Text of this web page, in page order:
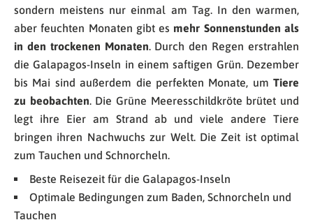
sondern meistens nur einmal am Tag. In den warmen,
aber feuchten Monaten gibt esmehr Sonnenstunden als
in den trockenen Monaten. Durch den Regen erstrahlen
die Galapagos-Inseln in einem saftigen Grün. Dezember
bis Mai sind außerdem die perfekten Monate, um Tiere
zu beobachten. Die Grüne Meeresschildkröte brütet und
legt ihre Eier am Strand ab und viele andere Tiere
bringen ihren Nachwuchs zur Welt. Die Zeit ist optimal
zum Tauchen und Schnorcheln.
Beste Reisezeit für die Galapagos-Inseln
Optimale Bedingungen zum Baden, Schnorcheln und
Tauchen